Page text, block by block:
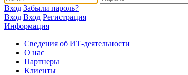
Вход Забыли пароль?
Вход Вход Регистрация
Информация
Сведения об ИТ-деятельности
О нас
Партнеры
Клиенты